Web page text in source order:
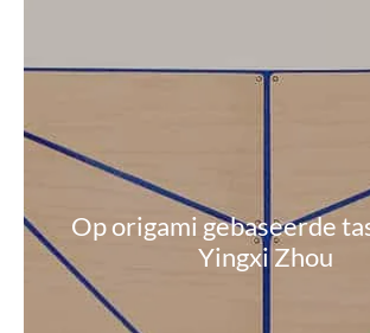
Op origami gebaseerde
Yingxi Zhou